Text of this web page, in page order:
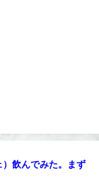
）飲んでみた。まず